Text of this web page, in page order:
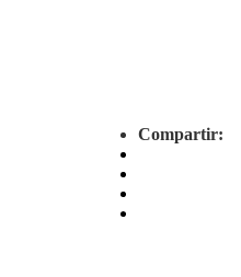
Compartir: